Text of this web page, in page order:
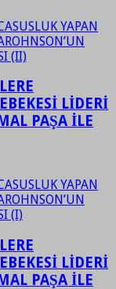
LİDERİ
PAŞA İLE
LİDERİ
PAŞA İLE